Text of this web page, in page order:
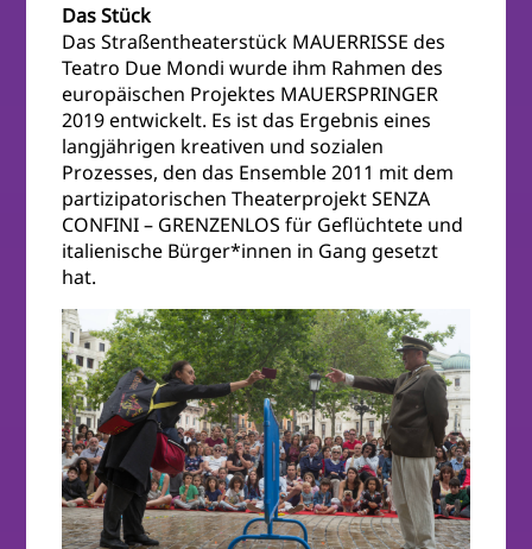
Das Stück
Das Straßentheaterstück MAUERRISSE des
Teatro Due Mondi wurde ihm Rahmen des
europäischen Projektes MAUERSPRINGER
2019 entwickelt. Es ist das Ergebnis eines
langjährigen kreativen und sozialen
Prozesses, den das Ensemble 2011 mit dem
partizipatorischen Theaterprojekt SENZA
CONFINI – GRENZENLOS für Geflüchtete und
italienische Bürger*innen in Gang gesetzt
hat.